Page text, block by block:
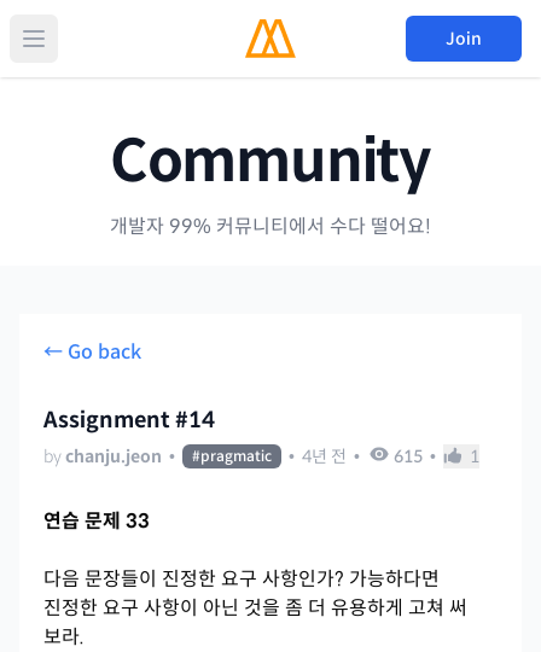
Join
Community
개발자 99% 커뮤니티에서 수다 떨어요!
← Go back
Assignment #14
bychanju.jeon • #pragmatic • 4년 전 • 615 • 1
연습 문제 33
다음 문장들이 진정한 요구 사항인가? 가능하다면
진정한 요구 사항이 아닌 것을 좀 더 유용하게 고쳐 써
보라.